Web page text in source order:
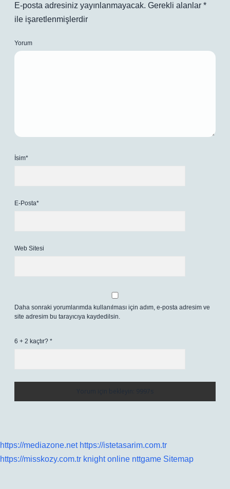
E-posta adresiniz yayınlanmayacak. Gerekli alanlar *
ile işaretlenmişlerdir
Yorum
İsim*
E-Posta*
Web Sitesi
Daha sonraki yorumlarımda kullanılması için adım, e-posta adresim ve
site adresim bu tarayıcıya kaydedilsin.
6 + 2 kaçtır? *
https://mediazone.net https://istetasarim.com.tr
https://misskozy.com.tr knight online nttgame Sitemap